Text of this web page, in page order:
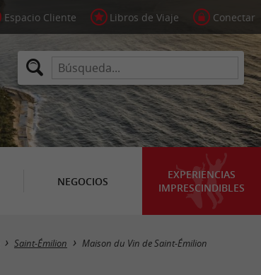
Espacio Cliente Libros de Viaje Conectar
NEGOCIOS
EXPERIENCIAS
IMPRESCINDIBLES
Saint-Émilion Maison du Vin de Saint-Émilion